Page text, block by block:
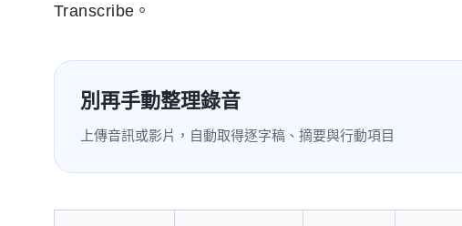
Transcribe。
別再手動整理錄音
上傳音訊或影片，自動取得逐字稿、摘要與行動項目